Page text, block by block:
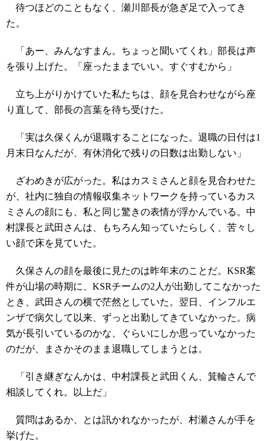
待つほどのこともなく、瀬川部長が急ぎ足で入ってき
た。
「あー、みんなすまん。ちょっと聞いてくれ」部長は声
を張り上げた。「座ったままでいい。すぐすむから」
立ち上がりかけていた私たちは、顔を見合わせながら座
り直して、部長の言葉を待ち受けた。
「実は久保くんが退職することになった。退職の日付は1
月末日なんだが、有休消化で残りの日数は出勤しない」
ざわめきが広がった。私はカスミさんと顔を見合わせた
が、社内に独自の情報収集ネットワークを持っているカス
ミさんの顔にも、私と同じ驚きの表情が浮かんでいる。中
村課長と武田さんは、もちろん知っていたらしく、苦々し
い顔で床を見ていた。
久保さんの顔を最後に見たのは昨年末のことだ。KSR案
件が山場の時期に、KSRチームの2人が出勤してこなかった
とき、武田さんの横で茫然としていた。翌日、インフルエ
ンザで病欠して以来、ずっと出勤してきていなかった。病
気が長引いているのかな、ぐらいにしか思っていなかった
のだが、まさかそのまま退職してしまうとは。
「引き継ぎなんかは、中村課長と武田くん、箕輪さんで
相談してくれ。以上だ」
質問はあるか、とは訊かれなかったが、村瀬さんが手を
挙げた。